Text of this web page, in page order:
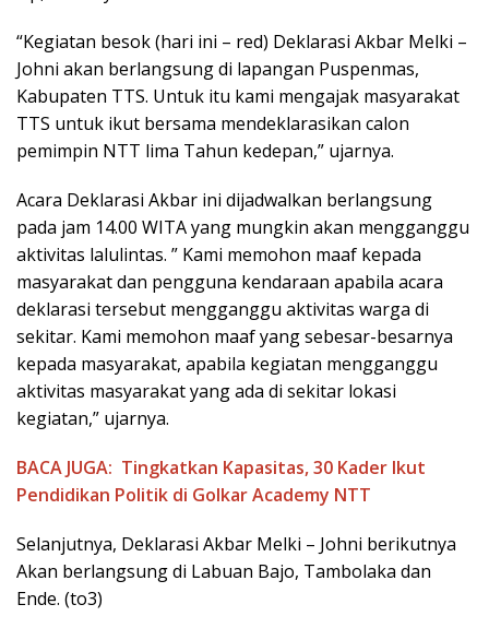
“Kegiatan besok (hari ini – red) Deklarasi Akbar Melki –
Johni akan berlangsung di lapangan Puspenmas,
Kabupaten TTS. Untuk itu kami mengajak masyarakat
TTS untuk ikut bersama mendeklarasikan calon
pemimpin NTT lima Tahun kedepan,” ujarnya.
Acara Deklarasi Akbar ini dijadwalkan berlangsung
pada jam 14.00 WITA yang mungkin akan mengganggu
aktivitas lalulintas. ” Kami memohon maaf kepada
masyarakat dan pengguna kendaraan apabila acara
deklarasi tersebut mengganggu aktivitas warga di
sekitar. Kami memohon maaf yang sebesar-besarnya
kepada masyarakat, apabila kegiatan mengganggu
aktivitas masyarakat yang ada di sekitar lokasi
kegiatan,” ujarnya.
BACA JUGA: Tingkatkan Kapasitas, 30 Kader Ikut
Pendidikan Politik di Golkar Academy NTT
Selanjutnya, Deklarasi Akbar Melki – Johni berikutnya
Akan berlangsung di Labuan Bajo, Tambolaka dan
Ende. (to3)